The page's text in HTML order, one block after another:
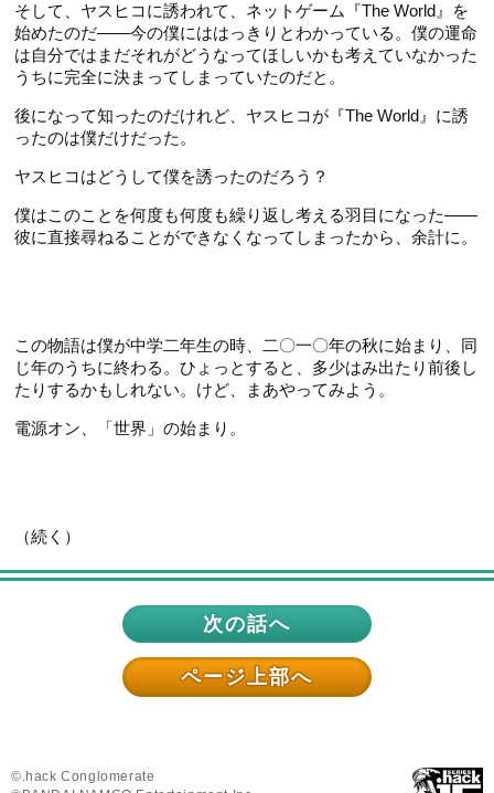
そして、ヤスヒコに誘われて、ネットゲーム『The World』を
始めたのだ――今の僕にははっきりとわかっている。僕の運命
は自分ではまだそれがどうなってほしいかも考えていなかった
うちに完全に決まってしまっていたのだと。
後になって知ったのだけれど、ヤスヒコが『The World』に誘
ったのは僕だけだった。
ヤスヒコはどうして僕を誘ったのだろう？
僕はこのことを何度も何度も繰り返し考える羽目になった――
彼に直接尋ねることができなくなってしまったから、余計に。
この物語は僕が中学二年生の時、二〇一〇年の秋に始まり、同
じ年のうちに終わる。ひょっとすると、多少はみ出たり前後し
たりするかもしれない。けど、まあやってみよう。
電源オン、「世界」の始まり。
（続く）
次の話へ
ページ上部へ
©.hack Conglomerate